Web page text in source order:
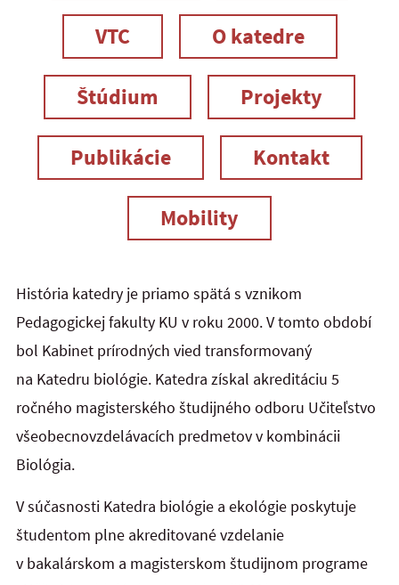
VTC O katedre
Štúdium Projekty
Publikácie Kontakt
Mobility
História katedry je priamo spätá s vznikom
Pedagogickej fakulty KU v roku 2000. V tomto období
bol Kabinet prírodných vied transformovaný
na Katedru biológie. Katedra získal akreditáciu 5
ročného magisterského študijného odboru Učiteľstvo
všeobecnovzdelávacích predmetov v kombinácii
Biológia.
V súčasnosti Katedra biológie a ekológie poskytuje
študentom plne akreditované vzdelanie
v bakalárskom a magisterskom študijnom programe